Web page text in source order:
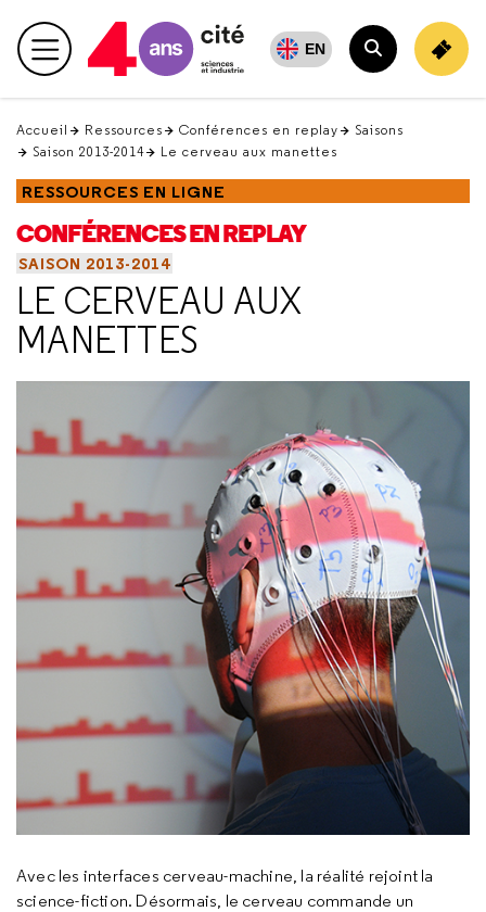
en
haut Menu principal EN
Rechercher
Accueil Ressources Conférences en replay
Saisons
Saison 2013-2014
Le cerveau aux manettes
RESSOURCES EN LIGNE
CONFÉRENCES EN REPLAY
SAISON 2013-2014
LE CERVEAU AUX
MANETTES
Avec les interfaces cerveau-machine, la réalité rejoint la
science-fiction. Désormais, le cerveau commande un